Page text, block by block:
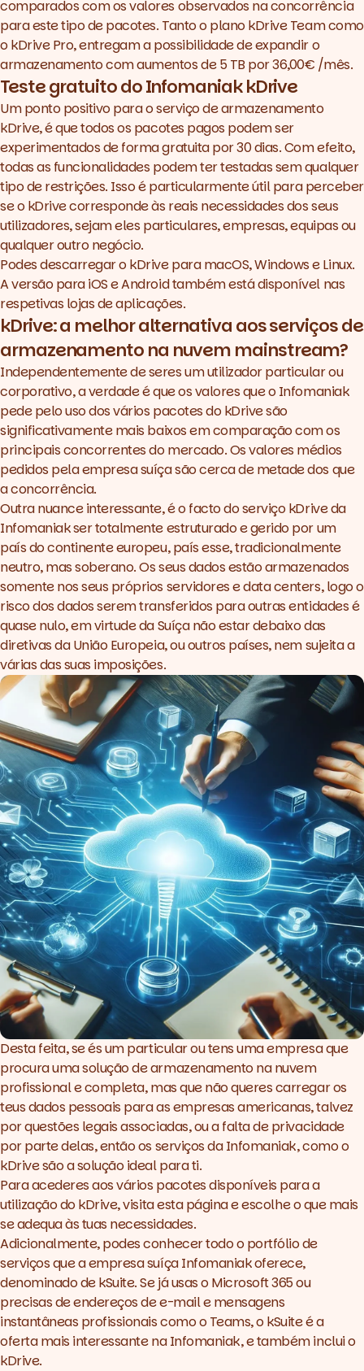
comparados com os valores observados na concorrência
para este tipo de pacotes. Tanto o plano kDrive Team como
o kDrive Pro, entregam a possibilidade de expandir o
armazenamento com aumentos de 5 TB por 36,00€ /mês.
Teste gratuito do Infomaniak kDrive
Um ponto positivo para o serviço de armazenamento
kDrive, é que todos os pacotes pagos podem ser
experimentados de forma gratuita por 30 dias. Com efeito,
todas as funcionalidades podem ter testadas sem qualquer
tipo de restrições. Isso é particularmente útil para perceber
se okDrivecorresponde às reais necessidades dos seus
utilizadores, sejam eles particulares, empresas, equipas ou
qualquer outro negócio.
Podesdescarregar o kDrivepara macOS, Windows e Linux.
A versão paraiOSeAndroidtambém está disponível nas
respetivas lojas de aplicações.
kDrive: a melhor alternativa aos serviços de
armazenamento na nuvem mainstream?
Independentemente de seres um utilizador particular ou
corporativo, a verdade é que os valores que o Infomaniak
pede pelo uso dos vários pacotes dokDrivesão
significativamente mais baixos em comparação com os
principais concorrentes do mercado. Os valores médios
pedidos pela empresa suíça são cerca de metade dos que
a concorrência.
Outra nuance interessante, é o facto do serviçokDrive da
Infomaniakser totalmente estruturado e gerido por um
país do continente europeu, país esse, tradicionalmente
neutro, mas soberano. Os seus dados estão armazenados
somente nos seus próprios servidores e data centers, logo o
risco dos dados serem transferidos para outras entidades é
quase nulo, em virtude da Suíça não estar debaixo das
diretivas da União Europeia, ou outros países, nem sujeita a
várias das suas imposições.
Desta feita, se és um particular ou tens uma empresa que
procura uma solução de armazenamento na nuvem
profissional e completa, mas que não queres carregar os
teus dados pessoais para as empresas americanas, talvez
por questões legais associadas, ou a falta de privacidade
por parte delas, então os serviços da Infomaniak, como o
kDrive são a solução ideal para ti.
Para acederes aos vários pacotes disponíveis para a
utilização do kDrive,visita esta páginae escolhe o que mais
se adequa às tuas necessidades.
Adicionalmente, podes conhecer todo o portfólio de
serviços que a empresa suíça Infomaniak oferece,
denominado dekSuite. Se já usas o Microsoft 365 ou
precisas de endereços de e-mail e mensagens
instantâneas profissionais como o Teams, o kSuite é a
oferta mais interessante na Infomaniak, e também inclui o
kDrive.